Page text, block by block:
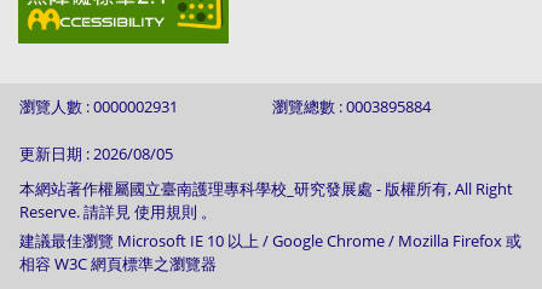
瀏覽人數 : 0000002931 瀏覽總數 : 0003895884
更新日期 : 2026/08/05
本網站著作權屬國立臺南護理專科學校_研究發展處 - 版權所有, All Right
Reserve. 請詳見 使用規則 。
建議最佳瀏覽 Microsoft IE 10 以上 / Google Chrome / Mozilla Firefox 或
相容 W3C 網頁標準之瀏覽器